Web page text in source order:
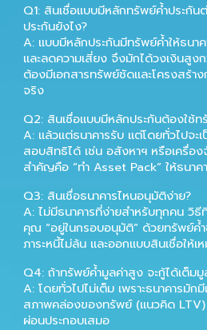
Q1: สินเชื่อแบบมีหลักทรัพย์ค้ำประกัน
ประกันยังไง?
A: แบบมีหลักประกันมีทรัพย์ค้ำให้ธนาค
และลดความเสี่ยง จึงมักได้วงเงินสูง
ต้องมีเอกสารทรัพย์ชัดและโครงสร้าง
จริง
Q2: สินเชื่อแบบมีหลักประกันต้องใช้ท
A: แล้วแต่ธนาคารรับ แต่โดยทั่วไปจะ
สอบสิทธิได้ เช่น อสังหาฯ หรือเครื่อ
สำคัญคือ “ทำ Asset Pack” ให้ธนาคา
Q3: สินเชื่อธนาคารไหนอนุมัติง่าย?
A: ไม่มีธนาคารที่ง่ายสำหรับทุกคน วิธี
คุณ “อยู่ในกรอบอนุมัติ” ด้วยทรัพย์ค้
ภาระหนี้ไม่ล้น และออกแบบสินเชื่อให้เ
Q4: ถ้าทรัพย์ค้ำมูลค่าสูง จะกู้ได้เต็มมู
A: โดยทั่วไปไม่เต็ม เพราะธนาคารมัก
สภาพคล่องของทรัพย์ (แนวคิด LTV)
ผ่อนประกอบเสมอ